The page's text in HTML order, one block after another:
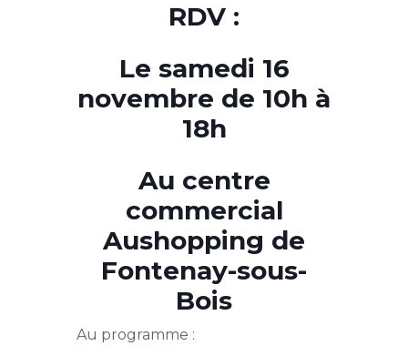
RDV :
Le samedi 16
novembre de 10h à
18h
Au centre
commercial
Aushopping de
Fontenay-sous-
Bois
Au programme :